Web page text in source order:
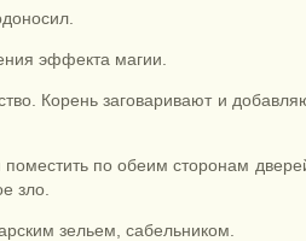
эффекта магии.
Корень заговаривают и
по обеим сторонам
зло.
зельем, сабельником.